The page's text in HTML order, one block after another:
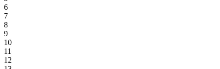
6
7
8
9
10
11
12